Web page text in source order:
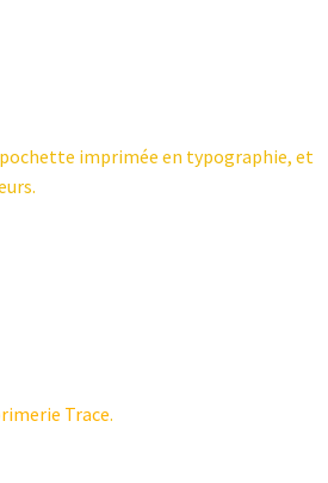
imprimée en typographie, et
Trace.